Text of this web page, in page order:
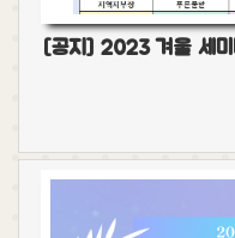
[공지] 2023 겨울 세